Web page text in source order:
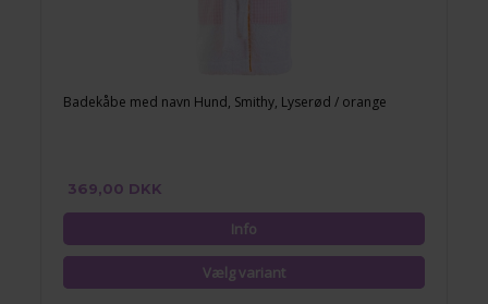
Badekåbe med navn Hund, Smithy, Lyserød / orange
369,00 DKK